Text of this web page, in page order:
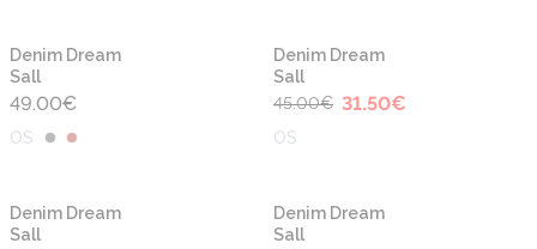
Denim Dream
Sall
49.00€
OS
-30%
Denim Dream
Sall
45.00€ 31.50€
OS
-30%
Denim Dream
Sall
-30%
Denim Dream
Sall